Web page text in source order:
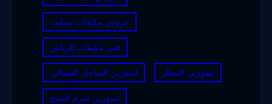
عروض مكيفات سبليت
فني مكيفات الرياض
ليموزين الساحل الشمالي ليموزين المطار
ليموزين شرم الشيخ